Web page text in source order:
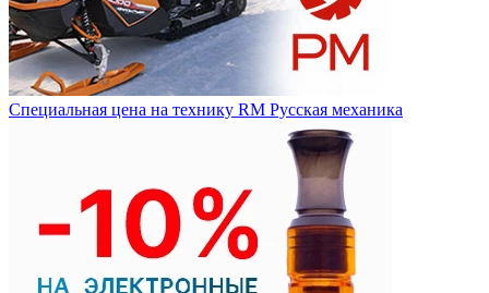
Специальная цена на технику RM Русская механика